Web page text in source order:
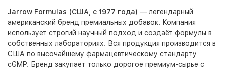
Jarrow Formulas (США, с 1977 года) — легендарный
американский бренд премиальных добавок. Компания
использует строгий научный подход и создаёт формулы в
собственных лабораториях. Вся продукция производится в
США по высочайшему фармацевтическому стандарту
cGMP. Бренд закупает только дорогое премиум-сырье с